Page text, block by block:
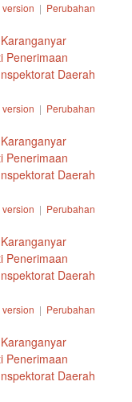
| Perubahan
Penerimaan
Daerah
| Perubahan
Penerimaan
Daerah
| Perubahan
Penerimaan
Daerah
| Perubahan
Penerimaan
Daerah